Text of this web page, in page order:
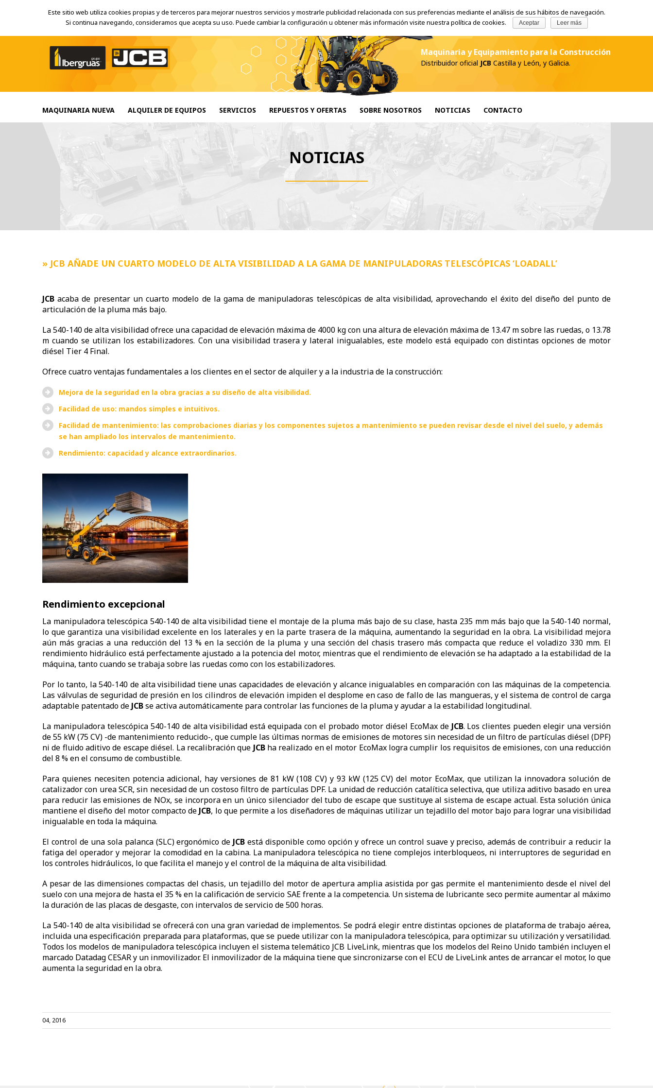
Inicio Mapa del sitio Teléfono comercial:986-283905 | jcb@ibergruas.com
Maquinaria y Equipamiento para la Construcción
Distribuidor oficial JCB Castilla y León, y Galicia.
MAQUINARIA NUEVA ALQUILER DE EQUIPOS SERVICIOS REPUESTOS Y OFERTAS SOBRE NOSOTROS NOTICIAS CONTACTO
NOTICIAS
» JCB AÑADE UN CUARTO MODELO DE ALTA VISIBILIDAD A LA GAMA DE MANIPULADORAS TELESCÓPICAS ‘LOADALL’
JCB acaba de presentar un cuarto modelo de la gama de manipuladoras telescópicas de alta visibilidad, aprovechando el éxito del diseño del punto de
articulación de la pluma más bajo.
La 540-140 de alta visibilidad ofrece una capacidad de elevación máxima de 4000 kg con una altura de elevación máxima de 13.47 m sobre las ruedas, o 13.78
m cuando se utilizan los estabilizadores. Con una visibilidad trasera y lateral inigualables, este modelo está equipado con distintas opciones de motor
diésel Tier 4 Final.
Ofrece cuatro ventajas fundamentales a los clientes en el sector de alquiler y a la industria de la construcción:
Mejora de la seguridad en la obra gracias a su diseño de alta visibilidad.
Facilidad de uso: mandos simples e intuitivos.
Facilidad de mantenimiento: las comprobaciones diarias y los componentes sujetos a mantenimiento se pueden revisar desde el nivel del suelo, y además
se han ampliado los intervalos de mantenimiento.
Rendimiento: capacidad y alcance extraordinarios.
Rendimiento excepcional
La manipuladora telescópica 540-140 de alta visibilidad tiene el montaje de la pluma más bajo de su clase, hasta 235 mm más bajo que la 540-140 normal,
lo que garantiza una visibilidad excelente en los laterales y en la parte trasera de la máquina, aumentando la seguridad en la obra. La visibilidad mejora
aún más gracias a una reducción del 13 % en la sección de la pluma y una sección del chasis trasero más compacta que reduce el voladizo 330 mm. El
rendimiento hidráulico está perfectamente ajustado a la potencia del motor, mientras que el rendimiento de elevación se ha adaptado a la estabilidad de la
máquina, tanto cuando se trabaja sobre las ruedas como con los estabilizadores.
Por lo tanto, la 540-140 de alta visibilidad tiene unas capacidades de elevación y alcance inigualables en comparación con las máquinas de la competencia.
Las válvulas de seguridad de presión en los cilindros de elevación impiden el desplome en caso de fallo de las mangueras, y el sistema de control de carga
adaptable patentado de JCBse activa automáticamente para controlar las funciones de la pluma y ayudar a la estabilidad longitudinal.
La manipuladora telescópica 540-140 de alta visibilidad está equipada con el probado motor diésel EcoMax de JCB. Los clientes pueden elegir una versión
de 55 kW (75 CV) -de mantenimiento reducido-, que cumple las últimas normas de emisiones de motores sin necesidad de un filtro de partículas diésel (DPF)
ni de fluido aditivo de escape diésel. La recalibración que JCBha realizado en el motor EcoMax logra cumplir los requisitos de emisiones, con una reducción
del 8 % en el consumo de combustible.
Para quienes necesiten potencia adicional, hay versiones de 81 kW (108 CV) y 93 kW (125 CV) del motor EcoMax, que utilizan la innovadora solución de
catalizador con urea SCR, sin necesidad de un costoso filtro de partículas DPF. La unidad de reducción catalítica selectiva, que utiliza aditivo basado en urea
para reducir las emisiones de NOx, se incorpora en un único silenciador del tubo de escape que sustituye al sistema de escape actual. Esta solución única
mantiene el diseño del motor compacto de JCB, lo que permite a los diseñadores de máquinas utilizar un tejadillo del motor bajo para lograr una visibilidad
inigualable en toda la máquina.
El control de una sola palanca (SLC) ergonómico de JCB está disponible como opción y ofrece un control suave y preciso, además de contribuir a reducir la
fatiga del operador y mejorar la comodidad en la cabina. La manipuladora telescópica no tiene complejos interbloqueos, ni interruptores de seguridad en
los controles hidráulicos, lo que facilita el manejo y el control de la máquina de alta visibilidad.
A pesar de las dimensiones compactas del chasis, un tejadillo del motor de apertura amplia asistida por gas permite el mantenimiento desde el nivel del
suelo con una mejora de hasta el 35 % en la calificación de servicio SAE frente a la competencia. Un sistema de lubricante seco permite aumentar al máximo
la duración de las placas de desgaste, con intervalos de servicio de 500 horas.
La 540-140 de alta visibilidad se ofrecerá con una gran variedad de implementos. Se podrá elegir entre distintas opciones de plataforma de trabajo aérea,
incluida una especificación preparada para plataformas, que se puede utilizar con la manipuladora telescópica, para optimizar su utilización y versatilidad.
Todos los modelos de manipuladora telescópica incluyen el sistema telemático JCB LiveLink, mientras que los modelos del Reino Unido también incluyen el
marcado Datadag CESAR y un inmovilizador. El inmovilizador de la máquina tiene que sincronizarse con el ECU de LiveLink antes de arrancar el motor, lo que
aumenta la seguridad en la obra.
04, 2016
Este sitio web utiliza cookies propias y de terceros para mejorar nuestros servicios y mostrarle publicidad relacionada con sus preferencias mediante el análisis de sus hábitos de navegación.
Si continua navegando, consideramos que acepta su uso. Puede cambiar la configuración u obtener más información visite nuestra política de cookies.
Aceptar Leer más